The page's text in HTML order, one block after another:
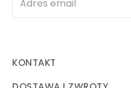
KONTAKT